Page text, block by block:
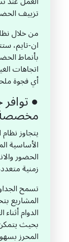
تزييف
من خلال
ان-تايم،
بأنماط
اتجاهات
أي فجوة
●
يتجاوز
الأساسية
الحضور
زمنية
تسمح
المشاريع
الدوام
بحيث
المحرز